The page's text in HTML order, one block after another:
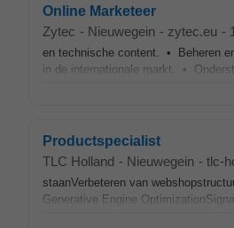
Online Marketeer
Zytec - Nieuwegein - zytec.eu -
en technische content. • Beheren
in de internationale markt. •
Productspecialist
TLC Holland - Nieuwegein - tlc-
staanVerbeteren van
Generative Engine